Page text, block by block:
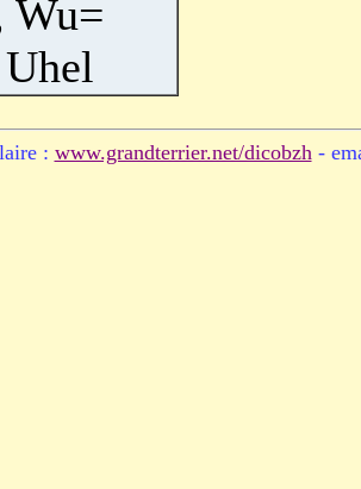
Wu=
: www.grandterrier.net/dicobzh-